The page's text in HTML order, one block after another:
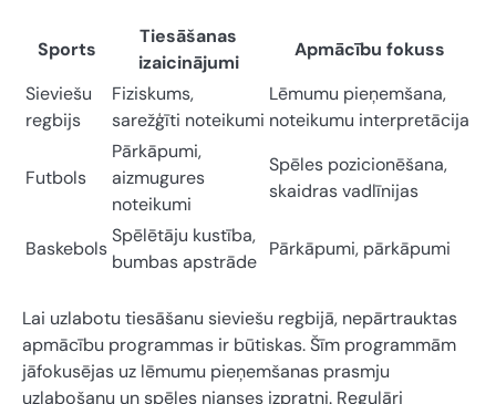
Sports
Tiesāšanas
izaicinājumi
Apmācību fokuss
Sieviešu
regbijs
Fiziskums,
sarežģīti noteikumi
Lēmumu pieņemšana,
noteikumu interpretācija
Futbols
Pārkāpumi,
aizmugures
noteikumi
Spēles pozicionēšana,
skaidras vadlīnijas
Baskebols
Spēlētāju kustība,
bumbas apstrāde
Pārkāpumi, pārkāpumi
Lai uzlabotu tiesāšanu sieviešu regbijā, nepārtrauktas
apmācību programmas ir būtiskas. Šīm programmām
jāfokusējas uz lēmumu pieņemšanas prasmju
uzlabošanu un spēles nianses izpratni. Regulāri